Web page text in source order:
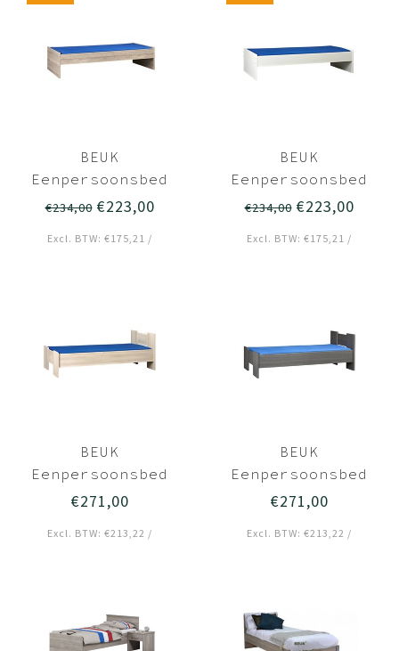
BEUK
Eenpersoonsbed
90x210
- Budel
€234,00€223,00
Excl. BTW: €175,21 /
BEUK
Eenpersoonsbed
90x210 Wit -
€234,00€223,00
Excl. BTW: €175,21 /
BEUK
Eenpersoonsbed
90x210 Licht hout
€271,00
Excl. BTW: €213,22 /
BEUK
Eenpersoonsbed
90x210 Zwart -
€271,00
Excl. BTW: €213,22 /